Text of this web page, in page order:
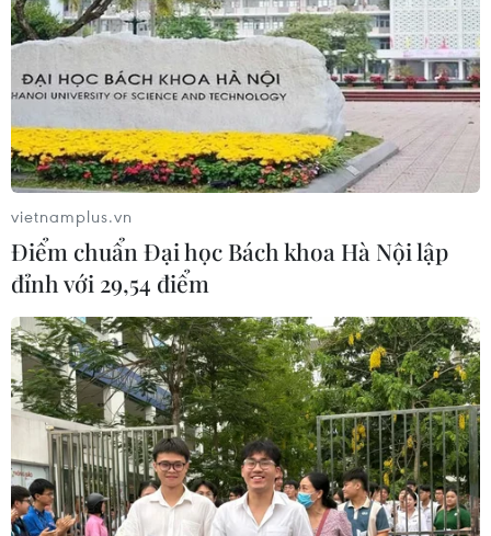
Israel phản đối bộ trưởng Jordan giẫm lên
hình có ảnh quốc kỳ
31/12/2018 00:22
Bộ Ngoại giao Israel đã gửi công hàm phản đối tới
Jordan sau khi một bộ trưởng nước này chụp ảnh giẫm
lên một bức hình có ảnh quốc kỳ Israel khi tham dự một
cuộc họp.
vietnamplus.vn
Điểm chuẩn Đại học Bách khoa Hà Nội lập
đỉnh với 29,54 điểm